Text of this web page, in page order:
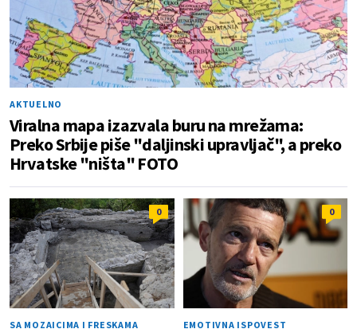
AKTUELNO
Viralna mapa izazvala buru na mrežama:
Preko Srbije piše "daljinski upravljač", a preko
Hrvatske "ništa" FOTO
0
SA MOZAICIMA I FRESKAMA
0
EMOTIVNA ISPOVEST